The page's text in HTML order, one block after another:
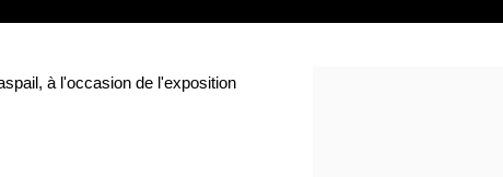
à l'occasion de l'exposition